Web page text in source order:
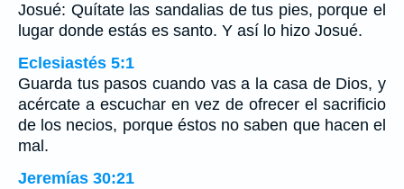
Josué: Quítate las sandalias de tus pies, porque el
lugar donde estás es santo. Y así lo hizo Josué.
Eclesiastés 5:1
Guarda tus pasos cuando vas a la casa de Dios, y
acércate a escuchar en vez de ofrecer el sacrificio
de los necios, porque éstos no saben que hacen el
mal.
Jeremías 30:21